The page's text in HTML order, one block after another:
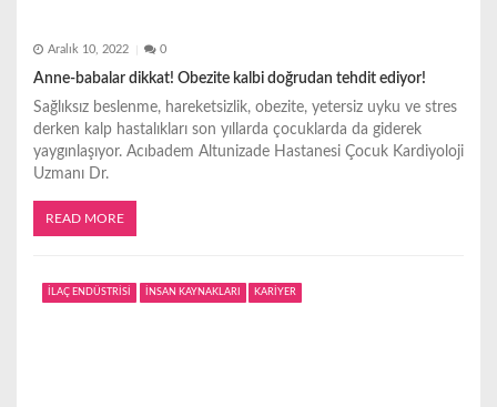
Aralık 10, 2022 0
Anne-babalar dikkat! Obezite kalbi doğrudan tehdit ediyor!
Sağlıksız beslenme, hareketsizlik, obezite, yetersiz uyku ve stres
derken kalp hastalıkları son yıllarda çocuklarda da giderek
yaygınlaşıyor. Acıbadem Altunizade Hastanesi Çocuk Kardiyoloji
Uzmanı Dr.
READ MORE
İLAÇ ENDÜSTRİSİ İNSAN KAYNAKLARI KARİYER